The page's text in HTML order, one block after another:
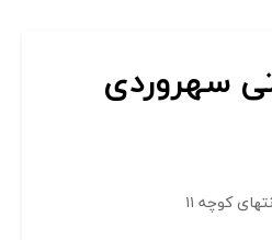
سهروردی
کوچه ۱۱